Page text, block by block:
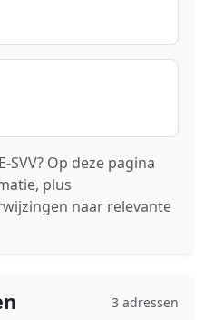
SVV? Op deze pagina
plus
naar relevante
3 adressen